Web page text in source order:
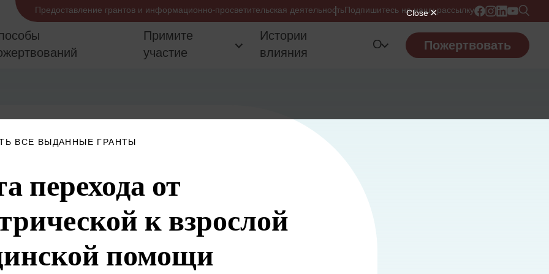
Предоставление грантов и информационно-просветительская деятельностьПодпишитесь на нашу рассылку
Примите
участие
Истории
влияния
О Пожертвовать
ВСЕ ВЫДАННЫЕ ГРАНТЫ
перехода от
к взрослой
помощи